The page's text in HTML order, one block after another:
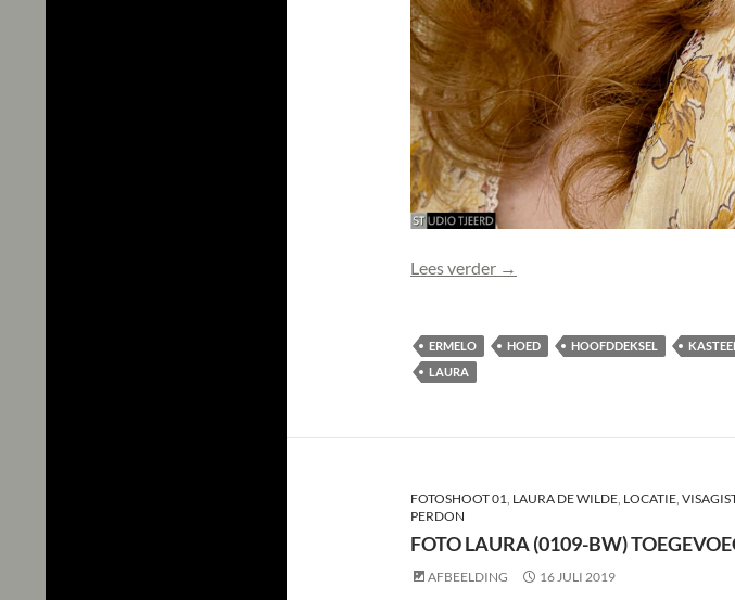
Lees verder Foto Laura (0110) toegevoegd
→
ERMELO HOED HOOFDDEKSEL
LAURA
FOTOSHOOT 01, LAURA DE WILDE, LOCATIE,
PERDON
FOTO LAURA (0109-BW)
AFBEELDING 16 JULI 2019